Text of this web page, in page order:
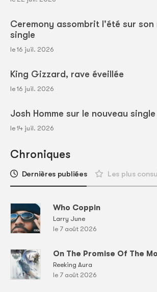
Ceremony assombrit l'été sur son
single
le 16 juil. 2026
King Gizzard, rave éveillée
le 16 juil. 2026
Josh Homme sur le nouveau
le 14 juil. 2026
Chroniques
Dernières publiées Les plus
Who Coppin
Larry June
le 7 août 2026
On The Promise Of The
Reeking Aura
le 7 août 2026